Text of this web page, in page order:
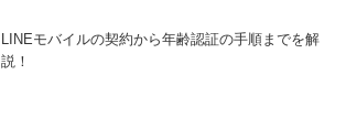
LINEモバイルの契約から年齢認証の手順までを解
説！